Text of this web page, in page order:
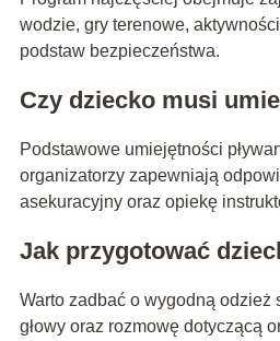
wodzie, gry terenowe,
podstaw bezpieczeństwa.
Czy dziecko musi
Podstawowe umiejętności
organizatorzy zapewniają
asekuracyjny oraz opiekę
Jak przygotować
Warto zadbać o wygodną odzież
głowy oraz rozmowę dotyczącą